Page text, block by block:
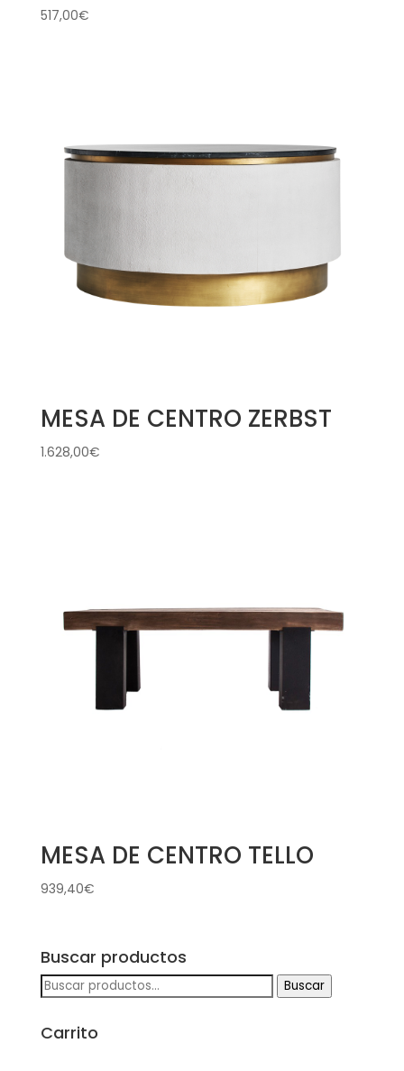
517,00€
MESA DE CENTRO ZERBST
1.628,00€
MESA DE CENTRO TELLO
939,40€
Buscar productos
Buscar
por:
Buscar
Carrito